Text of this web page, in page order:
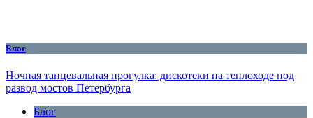
Блог
Ночная танцевальная прогулка: дискотеки на теплоходе под
развод мостов Петербурга
Блог